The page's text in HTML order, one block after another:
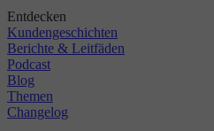
Entdecken
Kundengeschichten
Berichte & Leitfäden
Podcast
Blog
Themen
Changelog